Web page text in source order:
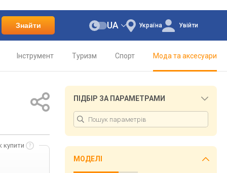
Знайти Україна
UA Увійти
Інструмент Туризм Спорт Мода та аксесуари
купити
ПІДБІР ЗА ПАРАМЕТРАМИ
МОДЕЛІ